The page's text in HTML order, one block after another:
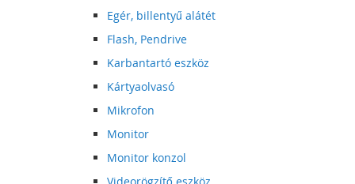
Egér, billentyű alátét
Flash, Pendrive
Karbantartó eszköz
Kártyaolvasó
Mikrofon
Monitor
Monitor konzol